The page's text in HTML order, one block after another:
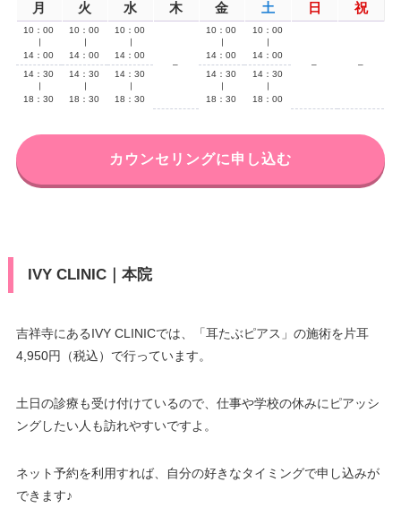
月 火 水 木 金 土 日 祝
10：00
14：00
10：00
14：00
10：00
14：00
–
10：00
14：00
10：00
14：00
–
–
14：30
18：30
14：30
18：30
14：30
18：30
14：30
18：30
14：30
18：00
カウンセリングに申し込む
IVY CLINIC｜本院
吉祥寺にあるIVY CLINICでは、「耳たぶピアス」の施術を片耳
4,950円（税込）で行っています。
土日の診療も受け付けているので、仕事や学校の休みにピアッシ
ングしたい人も訪れやすいですよ。
ネット予約を利用すれば、自分の好きなタイミングで申し込みが
できます♪